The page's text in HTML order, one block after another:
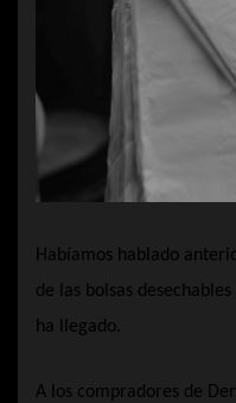
Habíamos hablado
de las bolsas
ha llegado.
A los compradores de